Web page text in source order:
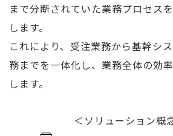
まで分断されていた業務プロセス
します。
これにより、受注業務から基幹シ
務までを一体化し、業務全体の効
します。
＜ソリューション概